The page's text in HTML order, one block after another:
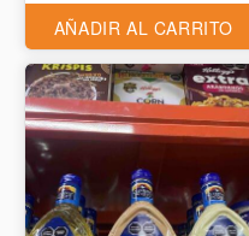
AÑADIR AL CARRITO